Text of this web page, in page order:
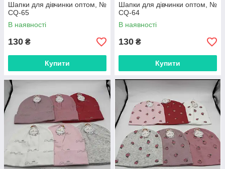
Шапки для дівчинки оптом, №
CQ-65
В наявності
130 ₴
Купити
Шапки для дівчинки оптом, №
CQ-64
В наявності
130 ₴
Купити